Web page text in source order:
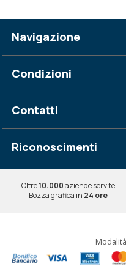
Navigazione
Condizioni
Contatti
Riconoscimenti
Oltre10.000aziende servite
Bozza grafica in 24 ore